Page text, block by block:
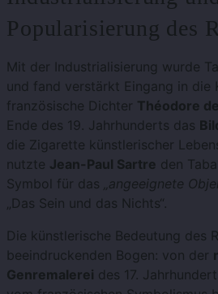
Popularisierung des
Mit der Industrialisierung wurde
und fand verstärkt Eingang in die
französische Dichter Théodore
Ende des 19. Jahrhunderts das
die Zigarette künstlerischer
nutzte Jean-Paul Sartre den
Symbol für das
„angeeignete
„Das Sein und das Nichts“.
Die künstlerische Bedeutung des
beeindruckenden Bogen: von der
Genremalerei des 17.